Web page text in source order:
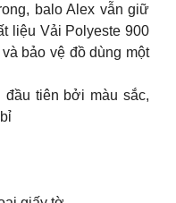
balo Alex vẫn giữ
liệu Vải Polyeste 900
bảo vệ đồ dùng một
đầu tiên bởi màu sắc,